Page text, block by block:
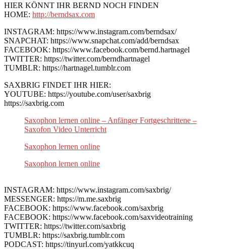
HIER KÖNNT IHR BERND NOCH FINDEN
HOME: http://berndsax.com
INSTAGRAM: https://www.instagram.com/berndsax/
SNAPCHAT: https://www.snapchat.com/add/berndsax
FACEBOOK: https://www.facebook.com/bernd.hartnagel
TWITTER: https://twitter.com/berndhartnagel
TUMBLR: https://hartnagel.tumblr.com
SAXBRIG FINDET IHR HIER:
YOUTUBE: https://youtube.com/user/saxbrig
https://saxbrig.com
Saxophon lernen online – Anfänger Fortgeschrittene –
Saxofon Video Unterricht
Saxophon lernen online
Saxophon lernen online
INSTAGRAM: https://www.instagram.com/saxbrig/
MESSENGER: https://m.me.saxbrig
FACEBOOK: https://www.facebook.com/saxbrig
FACEBOOK: https://www.facebook.com/saxvideotraining
TWITTER: https://twitter.com/saxbrig
TUMBLR: https://saxbrig.tumblr.com
PODCAST: https://tinyurl.com/yatkkcuq